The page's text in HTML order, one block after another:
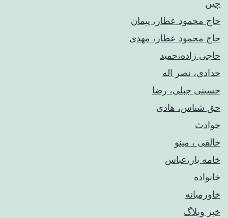
چین
حاج محمود عطار، پیمان
حاج محمود عطار، مهدی
حاجی زاده،حمید
حدادی، نصر اله
حسینی جبلی، رضا
حق شناس، هادی
حوادث
خالقی ، مینو
خامه یار،عباس
خانواده
خاورمیانه
خبر وبلاگ